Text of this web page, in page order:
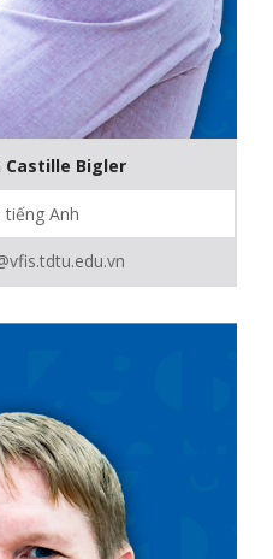
Castille Bigler
tiếng Anh